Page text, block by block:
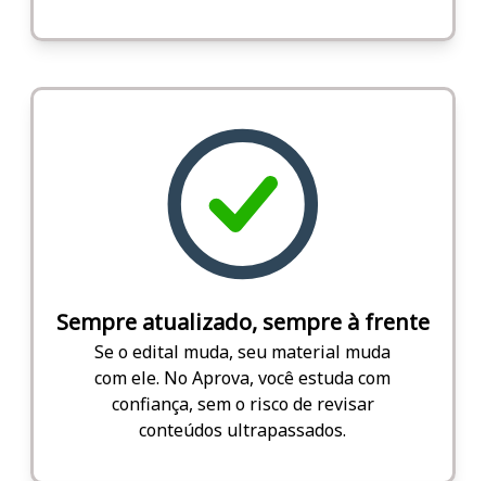
Sempre atualizado, sempre à frente
Se o edital muda, seu material muda
com ele. No Aprova, você estuda com
confiança, sem o risco de revisar
conteúdos ultrapassados.